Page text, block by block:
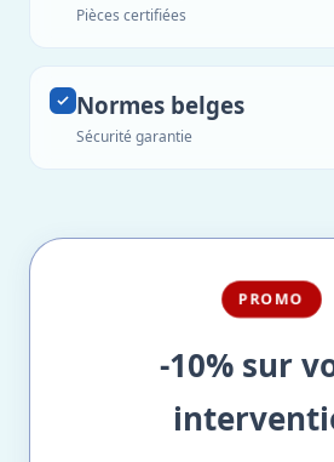
Pièces certifiées
Normes belges
Sécurité garantie
PROMO
-10% sur